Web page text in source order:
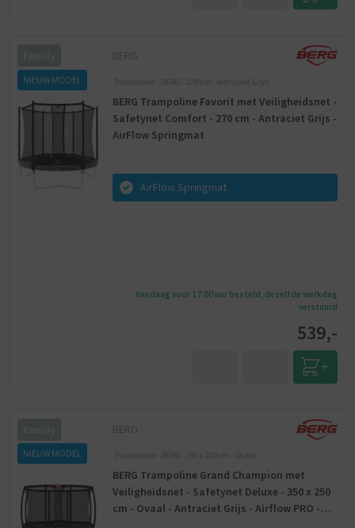
NIEUW MODEL
BERG
Trampoline - BERG - 270 cm - Antraciet Grijs
BERG Trampoline Favorit met Veiligheidsnet -
Safetynet Comfort - 270 cm - Antraciet Grijs -
AirFlow Springmat
AirFlow Springmat
Vandaag voor 17:00 uur besteld, dezelfde werkdag
verstuurd
539,-
NIEUW MODEL
BERG
Trampoline - BERG - 350 x 250 cm - Ovaal
BERG Trampoline Grand Champion met
Veiligheidsnet - Safetynet Deluxe - 350 x 250
cm - Ovaal - Antraciet Grijs - Airflow PRO -